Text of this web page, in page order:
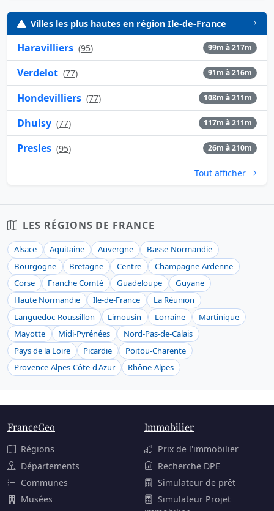
Villes les plus hautes en région Ile-de-France
Haravilliers (95) 99m à 217m
Verdelot (77) 91m à 216m
Hondevilliers (77) 108m à 211m
Dhuisy (77) 117m à 211m
Presles (95) 26m à 210m
Tout afficher
LES RÉGIONS DE FRANCE
Alsace Aquitaine Auvergne
Basse-Normandie
Bourgogne
Bretagne Centre
Champagne-Ardenne
Corse
Franche Comté Guadeloupe
Guyane
Haute Normandie
Ile-de-France
La Réunion
Languedoc-Roussillon
Limousin Lorraine
Martinique
Mayotte
Midi-Pyrénées
Nord-Pas-de-Calais
Pays de la Loire
Picardie
Poitou-Charente
Provence-Alpes-Côte-d'Azur
Rhône-Alpes
FranceGeo
Régions
Départements
Communes
Musées
Immobilier
Prix de l'immobilier
Recherche DPE
Simulateur de prêt
Simulateur Projet